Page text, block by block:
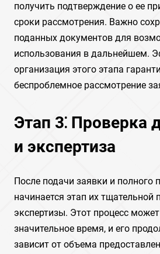
получить подтверждение о ее
сроки рассмотрения. Важно
поданных документов для
использования в дальнейшем.
организация этого этапа
беспроблемное рассмотрение
Этап 3⁚ Проверка
и экспертиза
После подачи заявки и полного
начинается этап их тщательной
экспертизы. Этот процесс
значительное время, и его
зависит от объема